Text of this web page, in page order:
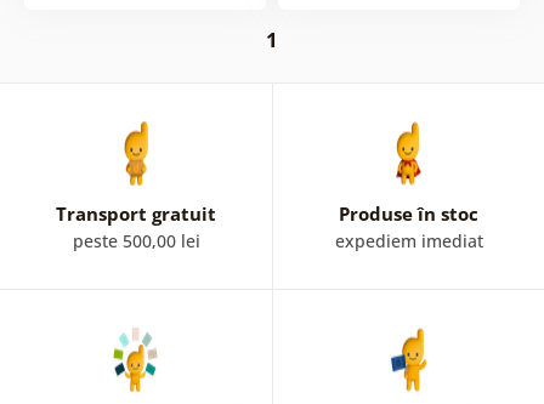
1
Transport gratuit
peste 500,00 lei
Produse în stoc
expediem imediat